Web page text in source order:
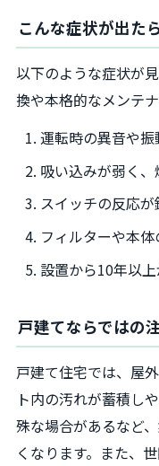
こんな症状が出た
以下のような症状が
換や本格的なメンテ
運転時の異音や
吸い込みが弱く
スイッチの反応
フィルターや本
設置から10年以
戸建てならではの
戸建て住宅では、屋
ト内の汚れが蓄積し
殊な場合があるなど
くなります。また、